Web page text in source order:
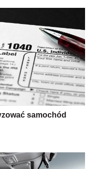
samochód